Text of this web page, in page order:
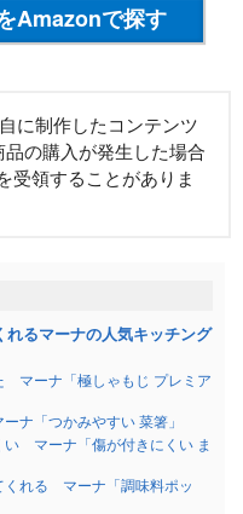
Amazonで探す
に制作したコンテンツ
の購入が発生した場合
受領することがありま
るマーナの人気キッチング
マーナ「極しゃもじ プレミア
ナ「つかみやすい 菜箸」
い マーナ「傷が付きにくい ま
くれる マーナ「調味料ポッ